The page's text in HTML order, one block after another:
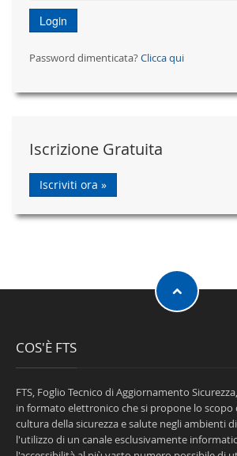
Login
Password dimenticata?Clicca qui
Iscrizione Gratuita
Iscriviti ora »
COS'È FTS
FTS, Foglio Tecnico di Aggiornamento
in formato elettronico che si propone lo scopo
cultura della sicurezza e salute negli ambienti
l'utilizzo di un canale esclusivamente